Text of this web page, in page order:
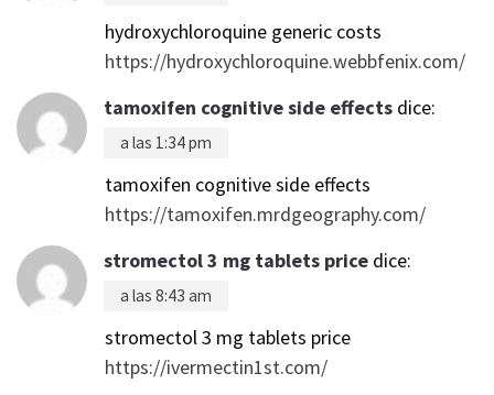
hydroxychloroquine generic costs
https://hydroxychloroquine.webbfenix.com/
tamoxifen cognitive side effects dice:
a las 1:34 pm
tamoxifen cognitive side effects
https://tamoxifen.mrdgeography.com/
stromectol 3 mg tablets price dice:
a las 8:43 am
stromectol 3 mg tablets price
https://ivermectin1st.com/